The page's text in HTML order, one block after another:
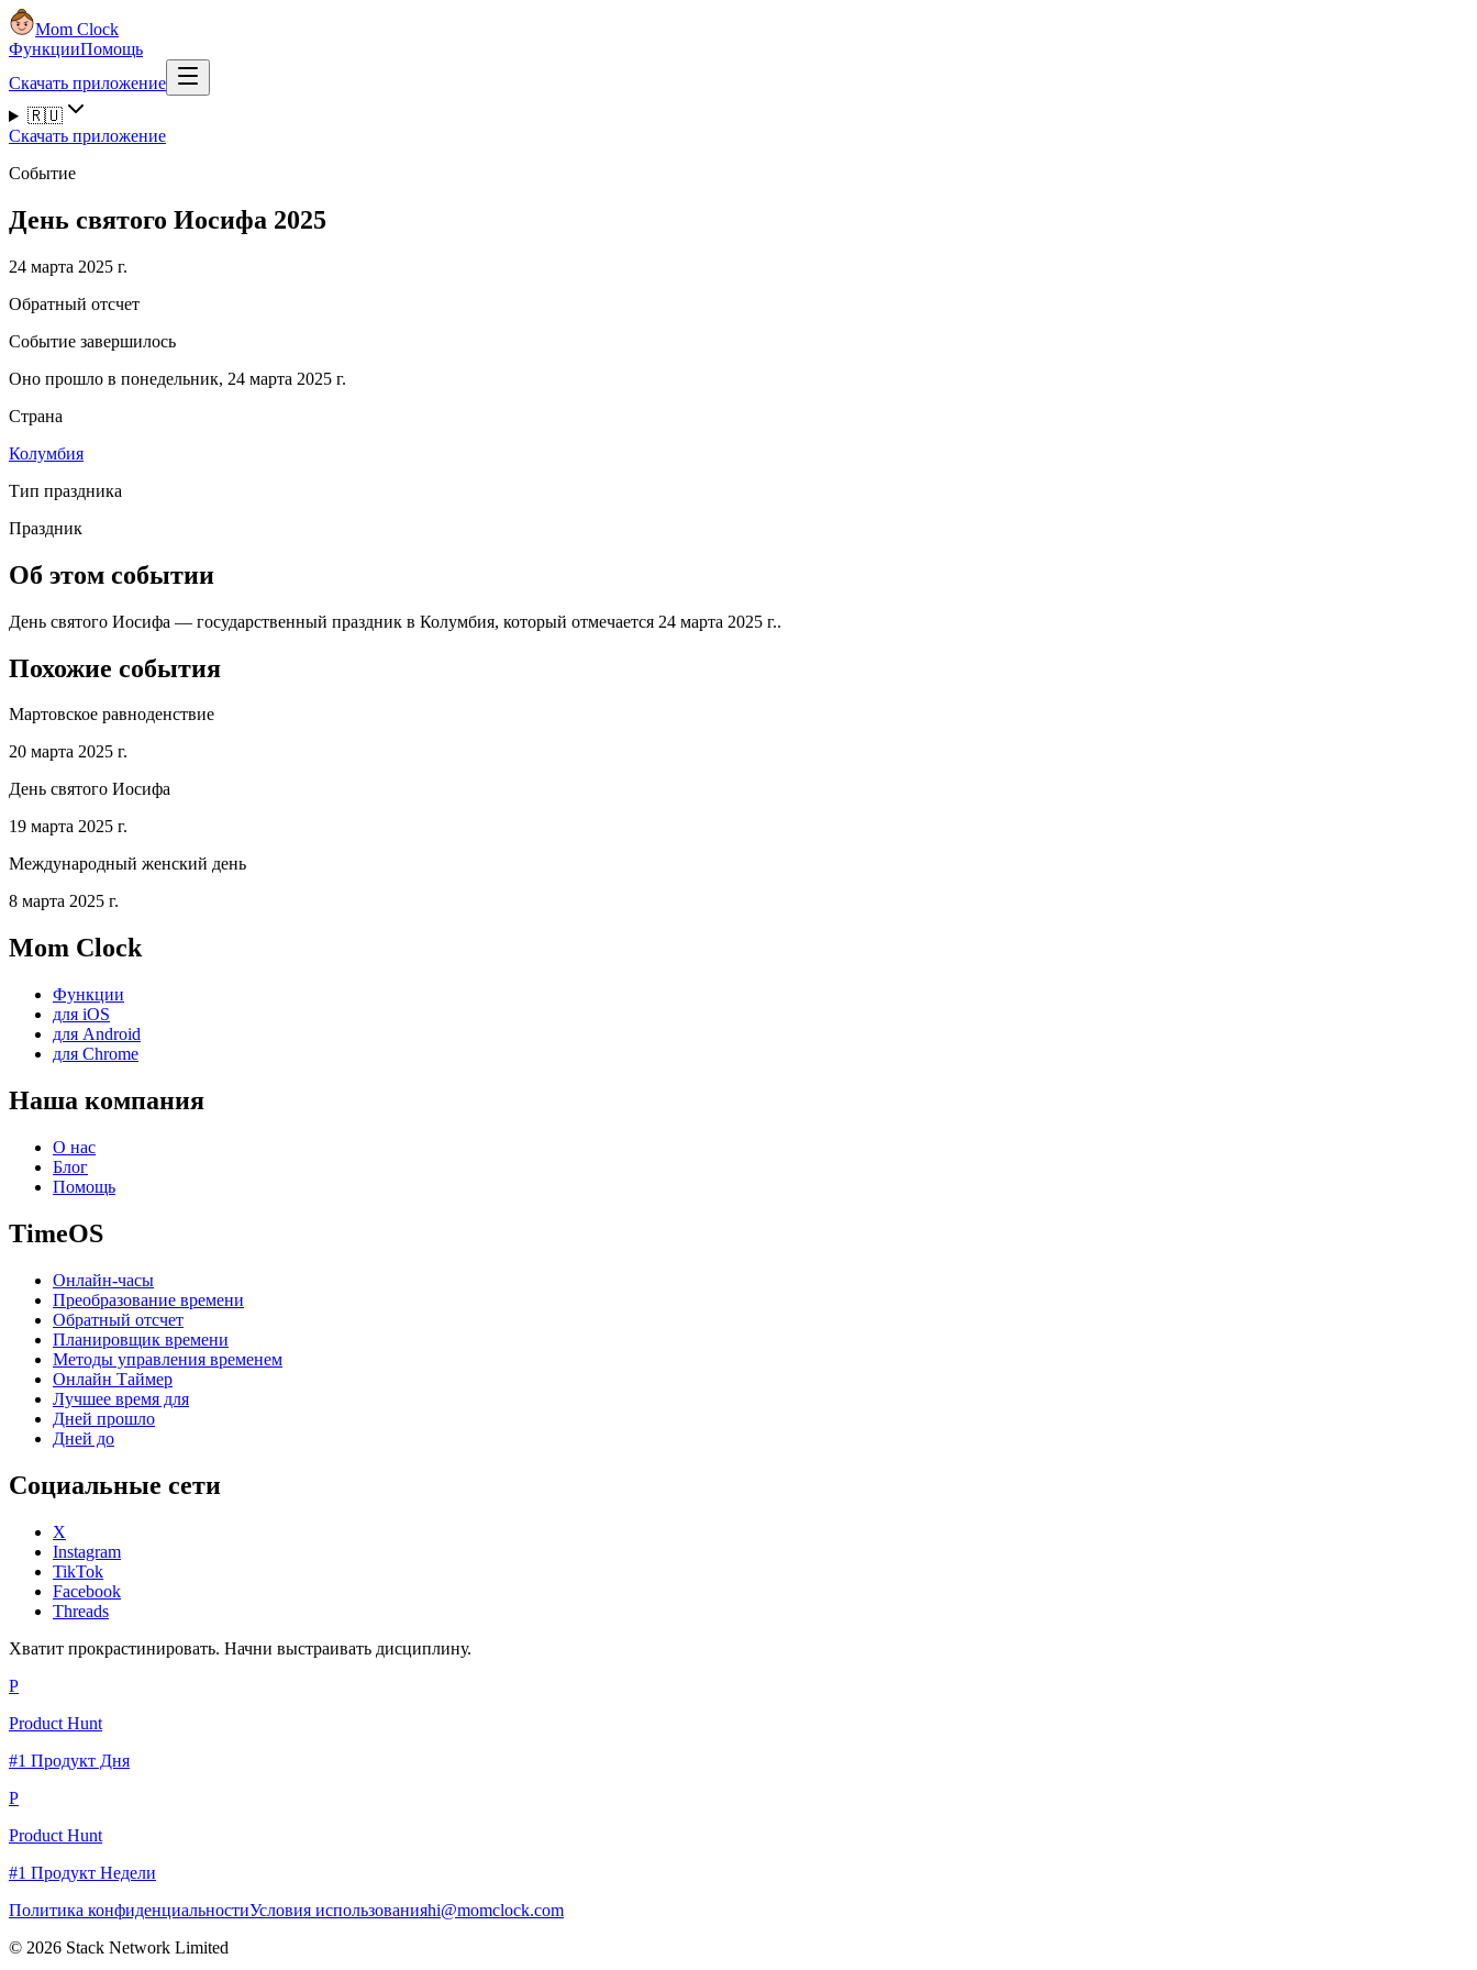
Mom Clock
ФункцииПомощь
Скачать приложение
🇷🇺
Скачать приложение
Событие
День святого Иосифа 2025
24 марта 2025 г.
Обратный отсчет
Событие завершилось
Оно прошло в понедельник, 24 марта 2025 г.
Страна
Колумбия
Тип праздника
Праздник
Об этом событии
День святого Иосифа — государственный праздник в Колумбия, который отмечается 24 марта 2025 г..
Похожие события
Мартовское равноденствие
20 марта 2025 г.
День святого Иосифа
19 марта 2025 г.
Международный женский день
8 марта 2025 г.
Mom Clock
Функции
для iOS
для Android
для Chrome
Наша компания
О нас
Блог
Помощь
TimeOS
Онлайн-часы
Преобразование времени
Обратный отсчет
Планировщик времени
Методы управления временем
Онлайн Таймер
Лучшее время для
Дней прошло
Дней до
Социальные сети
X
Instagram
TikTok
Facebook
Threads
Хватит прокрастинировать. Начни выстраивать дисциплину.
P
Product Hunt
#1 Продукт Дня
P
Product Hunt
#1 Продукт Недели
Политика конфиденциальностиУсловия использованияhi@momclock.com
© 2026 Stack Network Limited